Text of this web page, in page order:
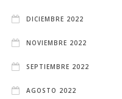
DICIEMBRE 2022
NOVIEMBRE 2022
SEPTIEMBRE 2022
AGOSTO 2022